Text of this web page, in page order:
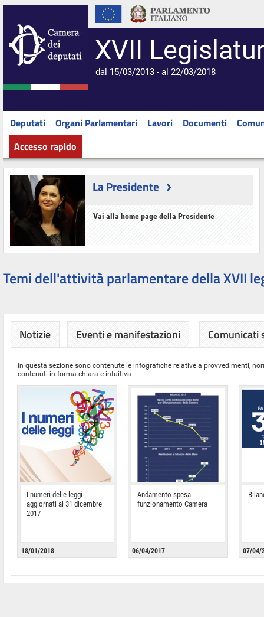
XVII
dal 15/03/2013 - al 22/03/2018
Deputati Organi Parlamentari Lavori Documenti
Accesso rapido
La Presidente
Vai alla home page della Presidente
Temi dell'attività parlamentare della XVII
Notizie Eventi e manifestazioni Comunicati
In questa sezione sono contenute le infografiche relative a provvedimenti,
contenuti in forma chiara e intuitiva
I numeri delle leggi
aggiornati al 31 dicembre
2017
18/01/2018
Andamento spesa
funzionamento Camera
06/04/2017 07/04/